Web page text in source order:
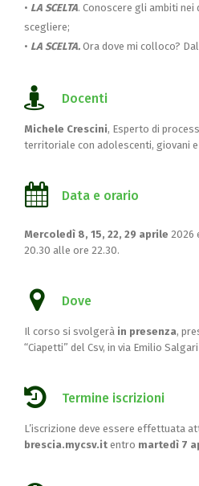
• LA SCELTA. Conoscere gli ambiti
scegliere;
• LA SCELTA. Ora dove mi colloco?
Docenti
Michele Crescini, Esperto di
territoriale con adolescenti, giovani
Data e orario
Mercoledì 8, 15, 22, 29 aprile 2026
20.30 alle ore 22.30.
Dove
Il corso si svolgerà in presenza,
“Ciapetti” del Csv, in via Emilio
Termine iscrizioni
L’iscrizione deve essere effettuata
brescia.mycsv.it entro martedì 7